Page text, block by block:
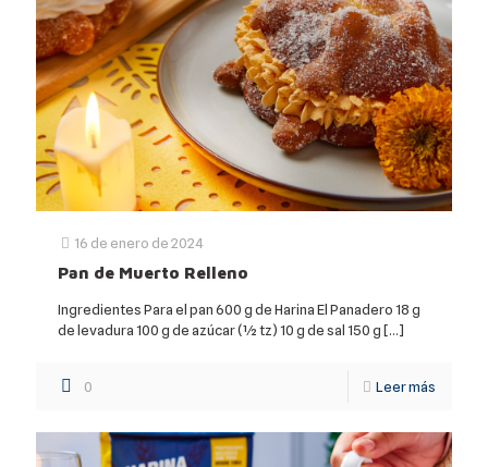
16 de enero de 2024
Pan de Muerto Relleno
Ingredientes Para el pan 600 g de Harina El Panadero 18 g
de levadura 100 g de azúcar (1⁄2 tz) 10 g de sal 150 g[…]
0 Leer más